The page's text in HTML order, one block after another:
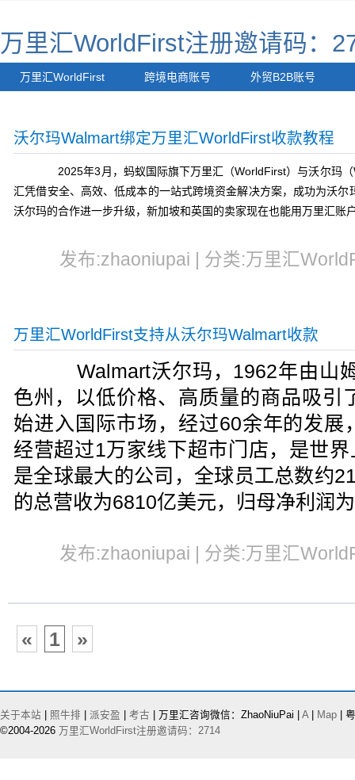
万里汇WorldFirst注册邀请码：
万里汇WorldFirst 跨境电商账号 外贸B2B账号
沃尔玛Walmart绑定万里汇WorldFirst收款教程
2025年3月，蚂蚁国际旗下万里汇（WorldFirst）与沃尔玛（
汇凭借安全、高效、低成本的一站式跨境资金解决方案，成功为沃
沃尔玛的合作进一步升级，新加坡和英国的卖家现在也能用万里汇账
发布:zhaoniupai | 分类:万里汇
万里汇WorldFirst支持从沃尔玛Walmart收款
Walmart沃尔玛，1962年由山
色州，以低价格、高质量的商品吸引
始进入国际市场，经过60余年的发展
经营超过1万家线下超市门店，是世
是全球最大的公司，全球员工总数约
的总营收为6810亿美元，归母净利润
发布:zhaoniupai | 分类:万里汇
« 1 »
关于本站 照牛排 派安盈 考古 | 万里汇咨询微信：ZhaoNiuPai | A| Map |
©2004-2026 万里汇WorldFirst注册邀请码：2714